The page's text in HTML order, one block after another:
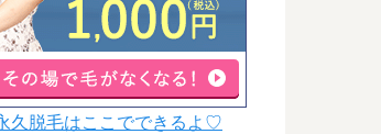
久脱毛はここでできるよ♡